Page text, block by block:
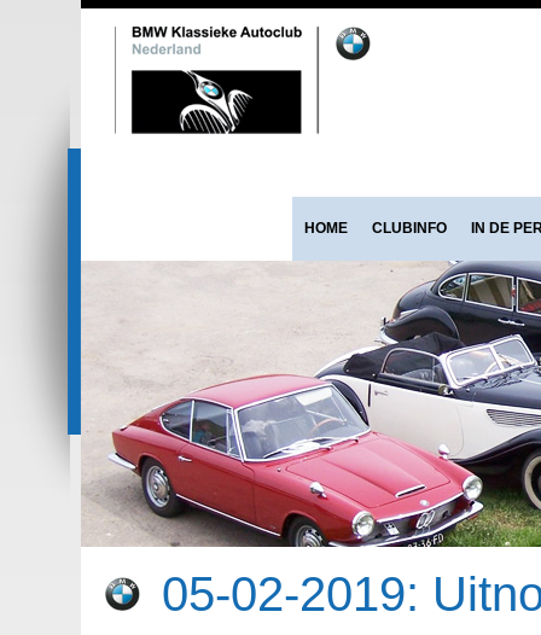
HOME CLUBINFO IN DE
05-02-2019: